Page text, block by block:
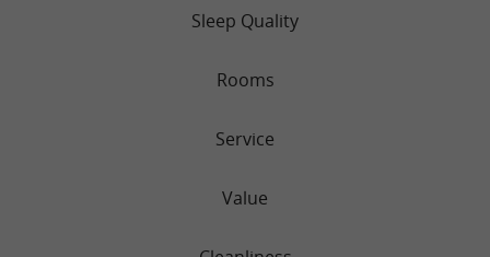
Sleep Quality
Rooms
Service
Value